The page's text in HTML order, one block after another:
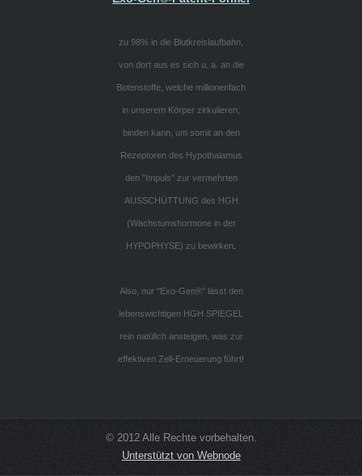
zu 98% in die Blutkreislaufbahn,
von dort aus es sich u. a. an die
Botenstoffe, welche millionenfach
in unserem Körper zirkulieren,
binden kann, um somit an den
Rezeptoren des Hypothalamus
den "Impuls" zur vermehrten
AUSSCHÜTTUNG des HGH
(Wachstumshormone in der
HYPOPHYSE) zu bewirken
Also, nur "Exo-Gen®" lässt den
lebenswichtigen HGH SPIEGEL
rein natülich ansteigen, was zur
effektiven Zell-Erneuerung führt!
© 2012 Alle Rechte vorbehalten.
Unterstützt von Webnode